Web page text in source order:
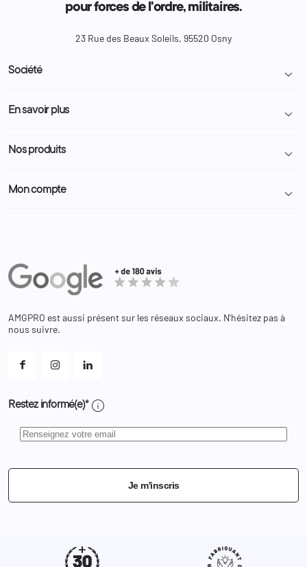
pour forces de l'ordre, militaires.
23 Rue des Beaux Soleils, 95520 Osny
Société 
Livraison et retour colis
Demande de devis
Nous contacter
En savoir plus 
Programme Fidélité
Administration
Nos produits 
Police Municipale | ASVP
Equipements
Bagagerie
Mon compte 
Adresses
Bons de réduction
Et les cookies ?
AMGPRO est aussi présent sur les réseaux sociaux. N'hésitez pas à
nous suivre.
Restez informé(e)* info
Je m'inscris